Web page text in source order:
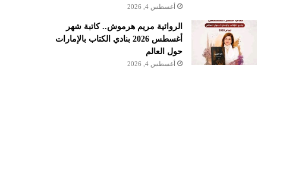
أغسطس 4, 2026
الروائية مريم هرموش.. كاتبة شهر
أغسطس 2026 بنادي الكتاب بالإمارات
حول العالم
أغسطس 4, 2026